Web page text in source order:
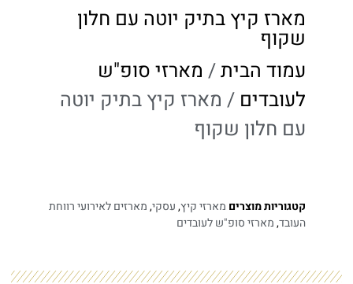
מארז קיץ בתיק יוטה עם חלון
שקוף
עמוד הבית/ מארזי סופ"ש
לעובדים / מארז קיץ בתיק יוטה
עם חלון שקוף
קטגוריות מוצרים מארזי קיץ,עסקי,מארזים לאירועי רווחת
העובד,מארזי סופ"ש לעובדים